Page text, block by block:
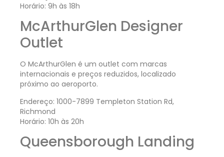
Horário: 9h às 18h
McArthurGlen Designer
Outlet
O McArthurGlen é um outlet com marcas
internacionais e preços reduzidos, localizado
próximo ao aeroporto.
Endereço: 1000-7899 Templeton Station Rd,
Richmond
Horário: 10h às 20h
Queensborough Landing